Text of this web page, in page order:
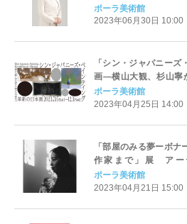
ポーラ美術館
2023年06月30日 10:00
「シン・ジャパニー
画―横山大観、杉山寧
15日（土）より開幕
ポーラ美術館
2023年04月25日 14:00
「部屋のみる夢ーボ
作家まで」展 アー
（土）、5月20日（土）
ポーラ美術館
2023年04月21日 15:00